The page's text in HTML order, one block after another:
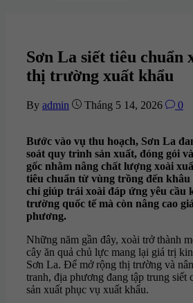
Sơn La siết tiêu chuẩn
thị trường xuất khẩu
By admin Tháng 5 14, 2026 0
Bước vào vụ thu hoạch, Sơn La
soát quy trình sản xuất, đóng gói
gốc nhằm nâng chất lượng xoài
tiêu chuẩn từ vùng trồng đến
chỉ giúp trái xoài đáp ứng yêu cầu
trường quốc tế mà còn nâng cao
phương.
Những năm gần đây, xoài trở thành
cây ăn quả chủ lực mang lại giá trị
Sơn La. Để mở rộng thị trường và
tranh, địa phương đang tập trung siết
sản xuất phục vụ xuất khẩu.